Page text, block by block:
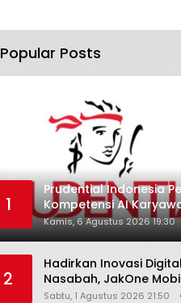
Popular Posts
1
Prudential Indonesia
Kompetensi AI
Lewat AI Week
Kamis, 6 Agustus 2026 19:30
2
Hadirkan Inovasi
Nasabah, JakOne
Antar Bank Jakarta
Sabtu, 1 Agustus 2026 21:50